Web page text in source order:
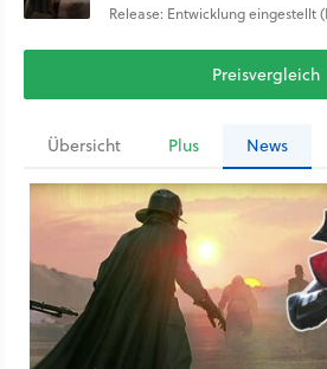
Release: Entwicklung eingestellt
Preisvergleich
Übersicht Plus News